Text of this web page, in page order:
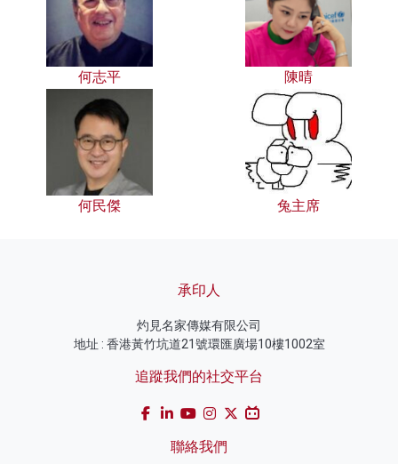
何志平 陳晴
何民傑 兔主席
承印人
灼見名家傳媒有限公司
地址 : 香港黃竹坑道21號環匯廣場10樓1002室
追蹤我們的社交平台
聯絡我們